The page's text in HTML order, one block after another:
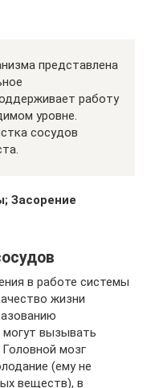
представлена
работу
уровне.
сосудов
Засорение
в работе системы
жизни
вызывать
Головной мозг
(ему не
веществ), в